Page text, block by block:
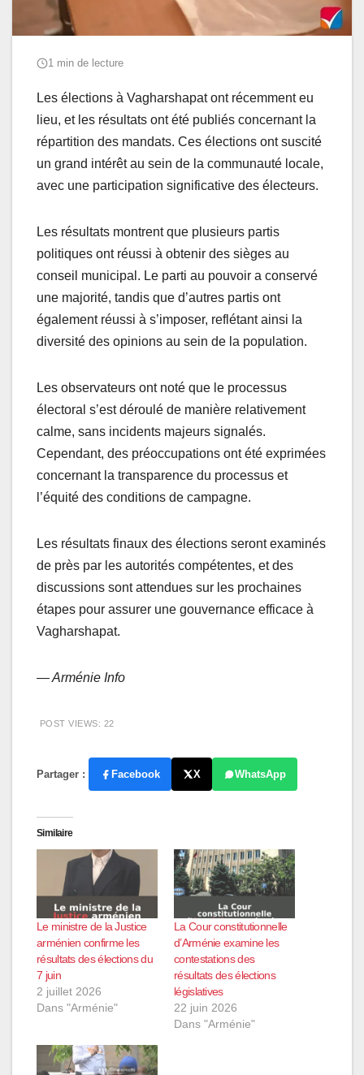
1 min de lecture
Les élections à Vagharshapat ont récemment eu
lieu, et les résultats ont été publiés concernant la
répartition des mandats. Ces élections ont suscité
un grand intérêt au sein de la communauté locale,
avec une participation significative des électeurs.
Les résultats montrent que plusieurs partis
politiques ont réussi à obtenir des sièges au
conseil municipal. Le parti au pouvoir a conservé
une majorité, tandis que d’autres partis ont
également réussi à s’imposer, reflétant ainsi la
diversité des opinions au sein de la population.
Les observateurs ont noté que le processus
électoral s’est déroulé de manière relativement
calme, sans incidents majeurs signalés.
Cependant, des préoccupations ont été exprimées
concernant la transparence du processus et
l’équité des conditions de campagne.
Les résultats finaux des élections seront examinés
de près par les autorités compétentes, et des
discussions sont attendues sur les prochaines
étapes pour assurer une gouvernance efficace à
Vagharshapat.
— Arménie Info
POST VIEWS: 22
Partager : Facebook X WhatsApp
Similaire
Le ministre de la Justice
arménien confirme les
résultats des élections du
7 juin
2 juillet 2026
Dans "Arménie"
La Cour constitutionnelle
d’Arménie examine les
contestations des
résultats des élections
législatives
22 juin 2026
Dans "Arménie"